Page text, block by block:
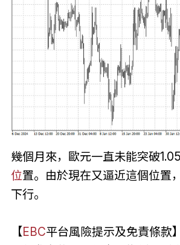
幾個月來，歐元一直未能突破
位置。由於現在又逼近這個位置
下行。
【EBC平台風險提示及免責條款